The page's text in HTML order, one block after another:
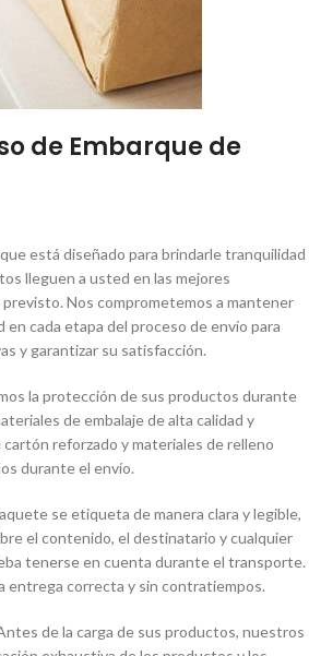
de Embarque de
está diseñado para brindarle tranquilidad
lleguen a usted en las mejores
Nos comprometemos a mantener
cada etapa del proceso de envío para
y garantizar su satisfacción.
la protección de sus productos durante
de embalaje de alta calidad y
reforzado y materiales de relleno
durante el envío.
se etiqueta de manera clara y legible,
el contenido, el destinatario y cualquier
tenerse en cuenta durante el transporte.
entrega correcta y sin contratiempos.
de la carga de sus productos, nuestros